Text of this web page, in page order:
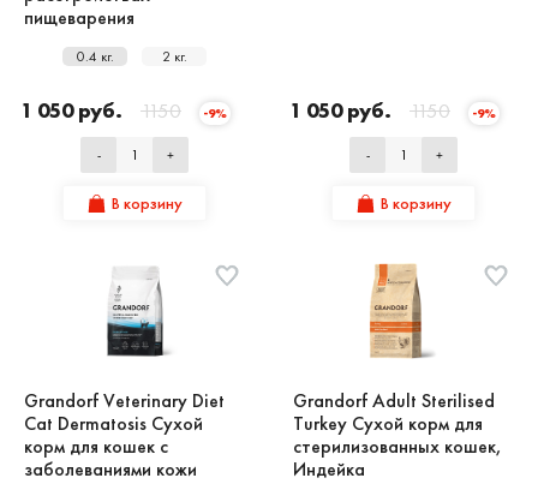
пищеварения
0.4 кг. 2 кг.
1 050 руб. 1150 -9%
- +
В корзину
1 050 руб. 1150 -9%
- +
В корзину
Grandorf Veterinary Diet
Cat Dermatosis Сухой
корм для кошек с
заболеваниями кожи
Grandorf Adult Sterilised
Turkey Сухой корм для
стерилизованных кошек,
Индейка